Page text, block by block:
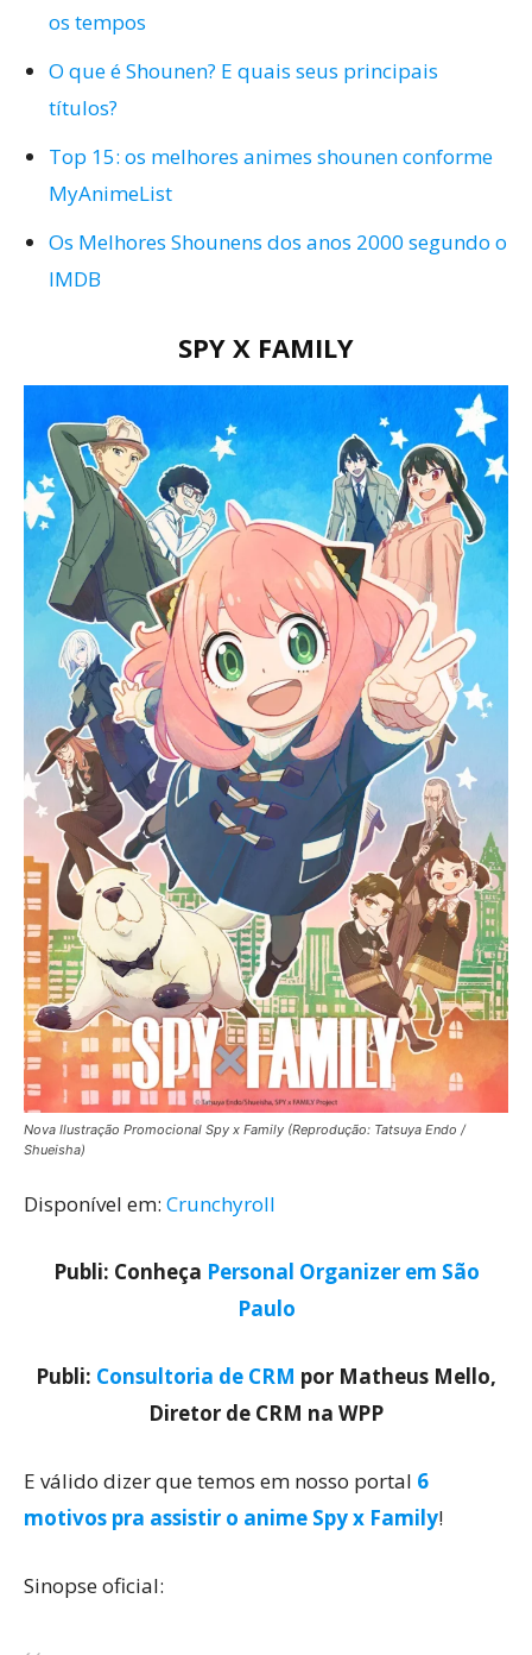
os tempos
O que é Shounen? E quais seus principais
títulos?
Top 15: os melhores animes shounen conforme
MyAnimeList
Os Melhores Shounens dos anos 2000 segundo o
IMDB
SPY X FAMILY
Nova Ilustração Promocional Spy x Family (Reprodução: Tatsuya Endo /
Shueisha)
Disponível em: Crunchyroll
Publi: Conheça Personal Organizer em São
Paulo
Publi: Consultoria de CRM por Matheus Mello,
Diretor de CRM na WPP
E válido dizer que temos em nosso portal 6
motivos pra assistir o anime Spy x Family!
Sinopse oficial: